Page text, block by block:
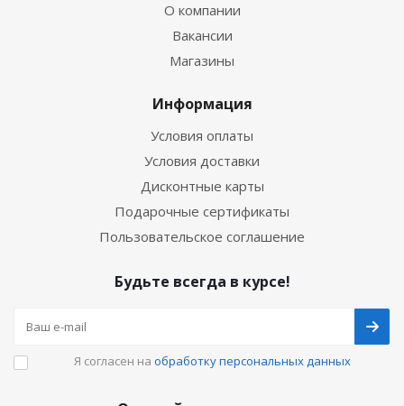
О компании
Вакансии
Магазины
Информация
Условия оплаты
Условия доставки
Дисконтные карты
Подарочные сертификаты
Пользовательское соглашение
Будьте всегда в курсе!
Я согласен на обработку персональных данных